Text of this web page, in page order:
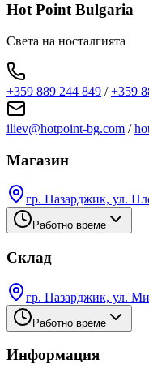
Hot Point Bulgaria
Света на носталгията
+359 889 244 849 /+359
iliev@hotpoint-bg.com /
Магазин
гр. Пазарджик, ул.
Работно време
Склад
гр. Пазарджик, ул.
Работно време
Информация